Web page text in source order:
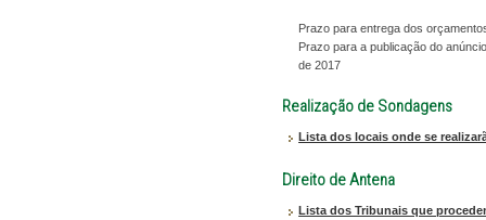
Prazo para entrega dos
Prazo para a publicação do
de 2017
Realização de Sondagens
Lista dos locais onde se
Direito de Antena
Lista dos Tribunais que